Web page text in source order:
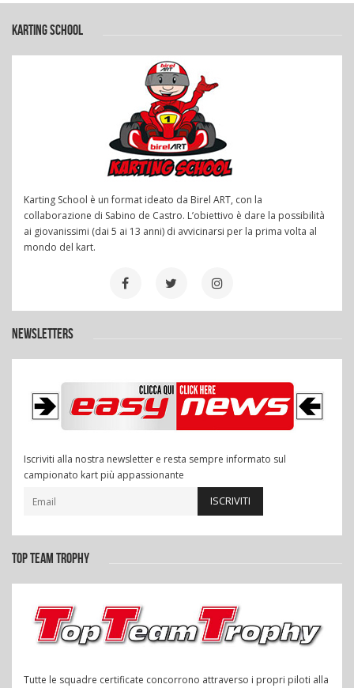
KARTING SCHOOL
Karting School è un format ideato da Birel ART, con la
collaborazione di Sabino de Castro. L’obiettivo è dare la possibilità
ai giovanissimi (dai 5 ai 13 anni) di avvicinarsi per la prima volta al
mondo del kart.
NEWSLETTERS
Iscriviti alla nostra newsletter e resta sempre informato sul
campionato kart più appassionante
ISCRIVITI
TOP TEAM TROPHY
Tutte le squadre certificate concorrono attraverso i propri piloti alla